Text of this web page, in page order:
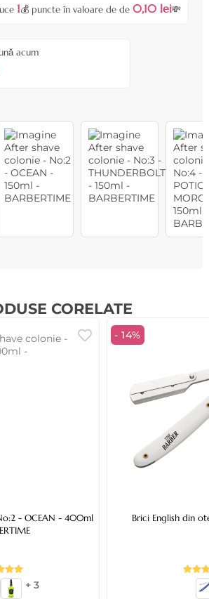
1💰 puncte în valoare de de 0,10 lei💸
acum
CORELATE
- OCEAN - 400ml
+ 3
- 14%
Brici English din